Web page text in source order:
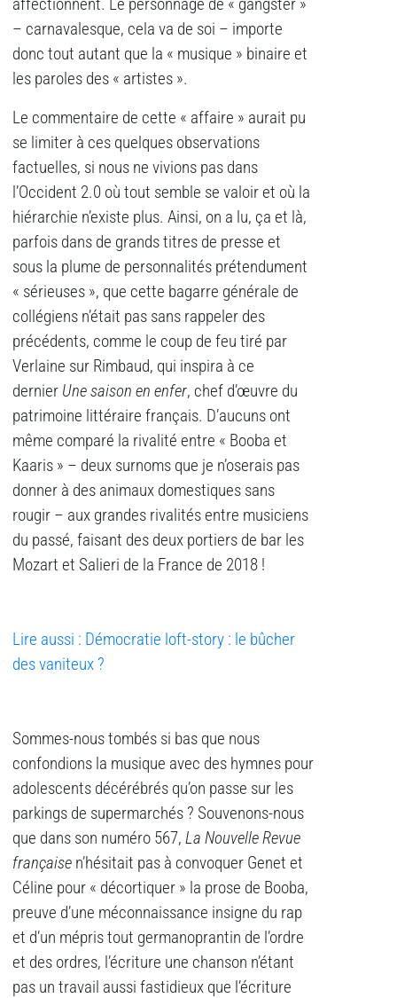
affectionnent. Le personnage de « gangster »
– carnavalesque, cela va de soi – importe
donc tout autant que la « musique » binaire et
les paroles des « artistes ».
Le commentaire de cette « affaire » aurait pu
se limiter à ces quelques observations
factuelles, si nous ne vivions pas dans
l’Occident 2.0 où tout semble se valoir et où la
hiérarchie n’existe plus. Ainsi, on a lu, ça et là,
parfois dans de grands titres de presse et
sous la plume de personnalités prétendument
« sérieuses », que cette bagarre générale de
collégiens n’était pas sans rappeler des
précédents, comme le coup de feu tiré par
Verlaine sur Rimbaud, qui inspira à ce
dernier Une saison en enfer, chef d’œuvre du
patrimoine littéraire français. D’aucuns ont
même comparé la rivalité entre « Booba et
Kaaris » – deux surnoms que je n’oserais pas
donner à des animaux domestiques sans
rougir – aux grandes rivalités entre musiciens
du passé, faisant des deux portiers de bar les
Mozart et Salieri de la France de 2018 !
Lire aussi : Démocratie loft-story : le bûcher
des vaniteux ?
Sommes-nous tombés si bas que nous
confondions la musique avec des hymnes pour
adolescents décérébrés qu’on passe sur les
parkings de supermarchés ? Souvenons-nous
que dans son numéro 567, La Nouvelle Revue
française n’hésitait pas à convoquer Genet et
Céline pour « décortiquer » la prose de Booba,
preuve d’une méconnaissance insigne du rap
et d’un mépris tout germanoprantin de l’ordre
et des ordres, l’écriture une chanson n’étant
pas un travail aussi fastidieux que l’écriture